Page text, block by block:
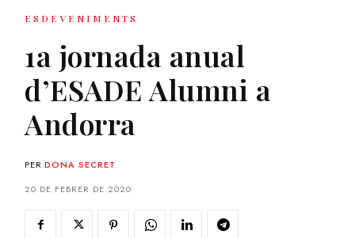
ESDEVENIMENTS
1a jornada anual
d’ESADE Alumni a
Andorra
PER DONA SECRET
20 DE FEBRER DE 2020